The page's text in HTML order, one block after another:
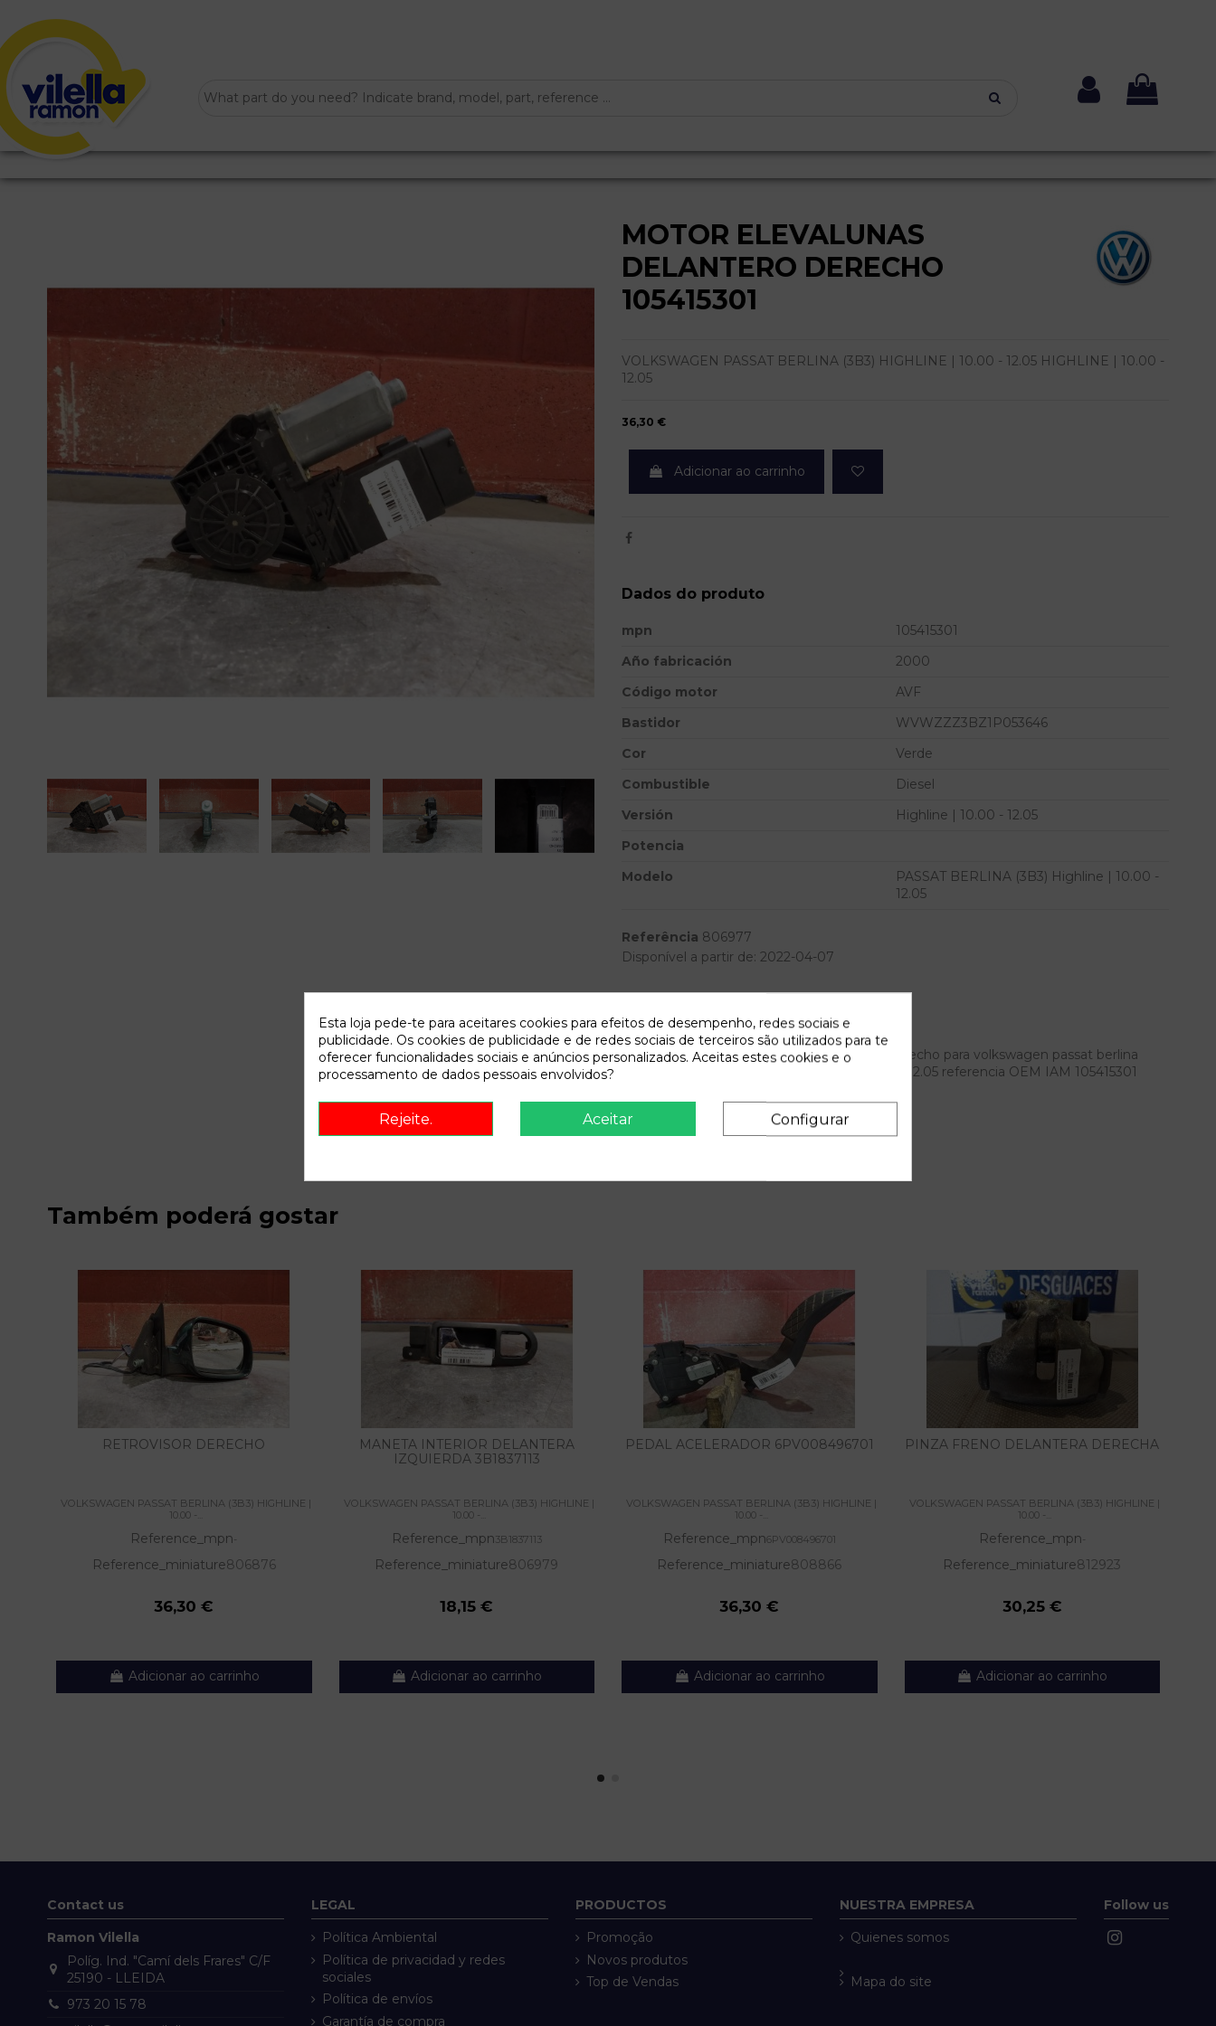
MOTOR ELEVALUNAS
DELANTERO DERECHO
105415301
VOLKSWAGEN PASSAT BERLINA (3B3) HIGHLINE | 10.00 - 12.05 HIGHLINE | 10.00 -
12.05
36,30 €
Adicionar ao carrinho
Dados do produto
mpn
105415301
Año fabricación
2000
Código motor
AVF
Bastidor
WVWZZZ3BZ1P053646
Cor
Verde
Combustible
Diesel
Versión
Highline | 10.00 - 12.05
Potencia
Modelo
PASSAT BERLINA (3B3) Highline | 10.00 -
12.05
Referência 806977
Disponível a partir de: 2022-04-07
Descrição
Recambio de motor elevalunas delantero derecho para volkswagen passat berlina
(3b3) highline | 10.00 - 12.05 highline | 10.00 - 12.05 referencia OEM IAM 105415301
Também poderá gostar
RETROVISOR DERECHO
VOLKSWAGEN PASSAT BERLINA (3B3) HIGHLINE |
10.00 -...
Reference_mpn-
Reference_miniature806876
36,30 €
Adicionar ao carrinho
MANETA INTERIOR DELANTERA
IZQUIERDA 3B1837113
VOLKSWAGEN PASSAT BERLINA (3B3) HIGHLINE |
10.00 -...
Reference_mpn3B1837113
Reference_miniature806979
18,15 €
Adicionar ao carrinho
PEDAL ACELERADOR 6PV008496701
VOLKSWAGEN PASSAT BERLINA (3B3) HIGHLINE |
10.00 -...
Reference_mpn6PV008496701
Reference_miniature808866
36,30 €
Adicionar ao carrinho
PINZA FRENO DELANTERA DERECHA
VOLKSWAGEN PASSAT BERLINA (3B3) HIGHLINE |
10.00 -...
Reference_mpn-
Reference_miniature812923
30,25 €
Adicionar ao carrinho
Contact us
Ramon Vilella
Políg. Ind. "Camí dels Frares" C/F
25190 - LLEIDA
973 20 15 78
LEGAL
Política Ambiental
Política de privacidad y redes
sociales
Política de envíos
Garantía de compra
PRODUCTOS
Promoção
Novos produtos
Top de Vendas
NUESTRA EMPRESA
Quienes somos
Mapa do site
Follow us
Esta loja pede-te para aceitares cookies para efeitos de desempenho, redes sociais e
publicidade. Os cookies de publicidade e de redes sociais de terceiros são utilizados para te
oferecer funcionalidades sociais e anúncios personalizados. Aceitas estes cookies e o
processamento de dados pessoais envolvidos?
Rejeite. Aceitar Configurar